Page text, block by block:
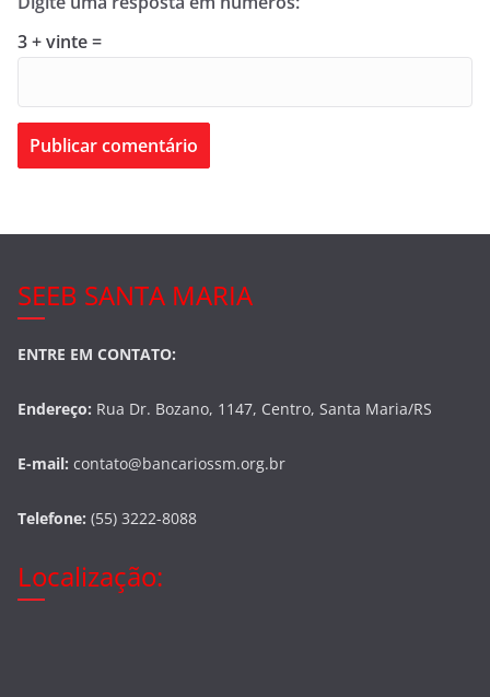
3 + vinte =
SEEB SANTA MARIA
ENTRE EM CONTATO:
Endereço: Rua Dr. Bozano, 1147, Centro, Santa Maria/RS
E-mail: contato@bancariossm.org.br
Telefone: (55) 3222-8088
Localização: